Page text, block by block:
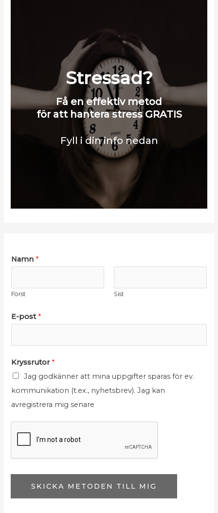
Stressad?
Få en effektiv metod
för att hantera stress GRATIS
Fyll i din info nedan
N
a
n
-
s
t
K
r
y
E
-
o
t
-
p
o
s
t
Namn *
Först Sist
E-post *
Kryssrutor *
Jag godkänner att mina uppgifter sparas för ev.
kommunikation (t.ex., nyhetsbrev). Jag kan
avregistrera mig senare
SKICKA METODEN TILL MIG